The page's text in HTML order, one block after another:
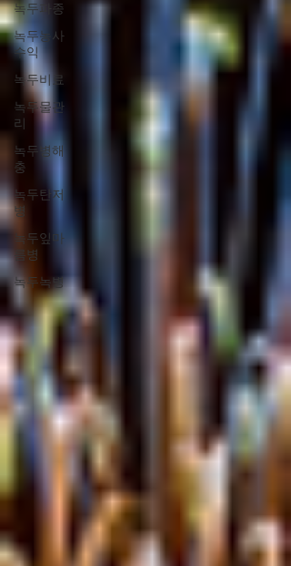
녹두파종
녹두농사
수익
녹두비료
녹두물관
리
녹두병해
충
녹두탄저
병
녹두잎마
름병
녹두녹병